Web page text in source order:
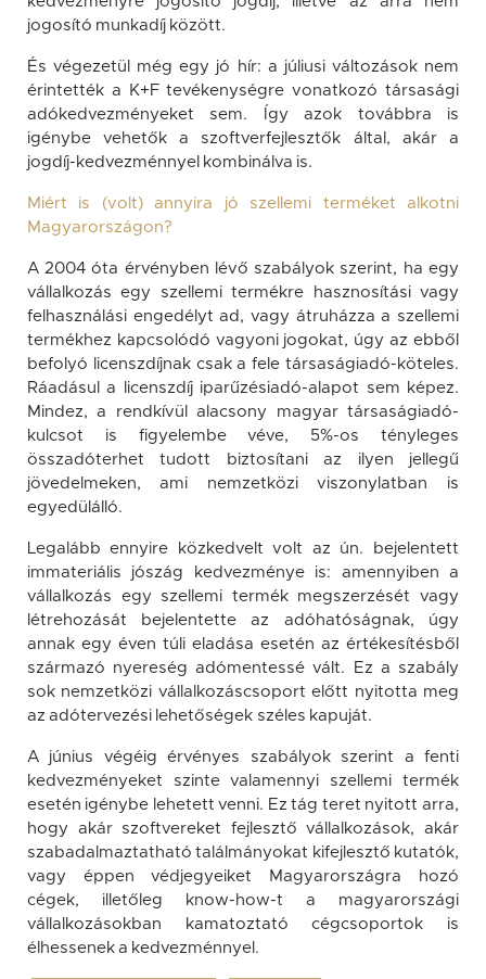
jogosító munkadíj között.
És végezetül még egy jó hír: a júliusi változások nem
érintették a K+F tevékenységre vonatkozó társasági
adókedvezményeket sem. Így azok továbbra is
igénybe vehetők a szoftverfejlesztők által, akár a
jogdíj-kedvezménnyel kombinálva is.
Miért is (volt) annyira jó szellemi terméket alkotni
Magyarországon?
A 2004 óta érvényben lévő szabályok szerint, ha egy
vállalkozás egy szellemi termékre hasznosítási vagy
felhasználási engedélyt ad, vagy átruházza a szellemi
termékhez kapcsolódó vagyoni jogokat, úgy az ebből
befolyó licenszdíjnak csak a fele társaságiadó-köteles.
Ráadásul a licenszdíj iparűzésiadó-alapot sem képez.
Mindez, a rendkívül alacsony magyar társaságiadó-
kulcsot is figyelembe véve, 5%-os tényleges
összadóterhet tudott biztosítani az ilyen jellegű
jövedelmeken, ami nemzetközi viszonylatban is
egyedülálló.
Legalább ennyire közkedvelt volt az ún. bejelentett
immateriális jószág kedvezménye is: amennyiben a
vállalkozás egy szellemi termék megszerzését vagy
létrehozását bejelentette az adóhatóságnak, úgy
annak egy éven túli eladása esetén az értékesítésből
származó nyereség adómentessé vált. Ez a szabály
sok nemzetközi vállalkozáscsoport előtt nyitotta meg
az adótervezési lehetőségek széles kapuját.
A június végéig érvényes szabályok szerint a fenti
kedvezményeket szinte valamennyi szellemi termék
esetén igénybe lehetett venni. Ez tág teret nyitott arra,
hogy akár szoftvereket fejlesztő vállalkozások, akár
szabadalmaztatható találmányokat kifejlesztő kutatók,
vagy éppen védjegyeiket Magyarországra hozó
cégek, illetőleg know-how-t a magyarországi
vállalkozásokban kamatoztató cégcsoportok is
élhessenek a kedvezménnyel.